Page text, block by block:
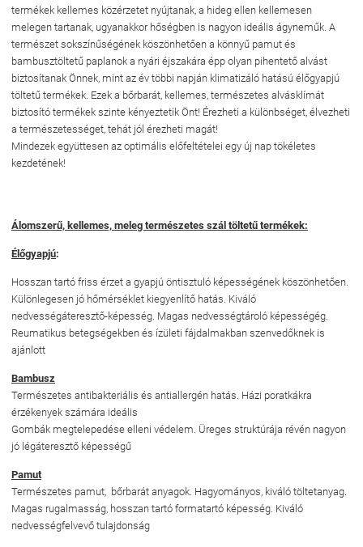
termékek kellemes közérzetet nyújtanak, a hideg ellen kellemesen
melegen tartanak, ugyanakkor hőségben is nagyon ideális ágyneműk. A
természet sokszínűségének köszönhetően a könnyű pamut és
bambusztöltetű paplanok a nyári éjszakára épp olyan pihentető alvást
biztosítanak Önnek, mint az év többi napján klimatizáló hatású élőgyapjú
töltetű termékek. Ezek a bőrbarát, kellemes, természetes alvásklímát
biztosító termékek szinte kényeztetik Önt! Érezheti a különbséget, élvezheti
a természetességet, tehát jól érezheti magát!
Mindezek együttesen az optimális előfeltételei egy új nap tökéletes
kezdetének!
Álomszerű, kellemes, meleg természetes szál töltetű termékek:
Élőgyapjú:
Hosszan tartó friss érzet a gyapjú öntisztuló képességének köszönhetően.
Különlegesen jó hőmérséklet kiegyenlítő hatás. Kiváló
nedvességáteresztő-képesség. Magas nedvességtároló képességég.
Reumatikus betegségekben és ízületi fájdalmakban szenvedőknek is
ajánlott
Bambusz
Természetes antibakteriális és antiallergén hatás. Házi poratkákra
érzékenyek számára ideális
Gombák megtelepedése elleni védelem. Üreges struktúrája révén nagyon
jó légáteresztő képességű
Pamut
Természetes pamut, bőrbarát anyagok. Hagyományos, kiváló töltetanyag.
Magas rugalmasság, hosszan tartó formatartó képesség. Kiváló
nedvességfelvevő tulajdonság